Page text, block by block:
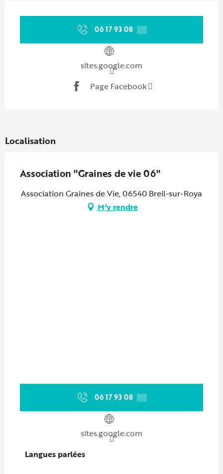
06 17 93 08 ▒▒
sites.google.com
Page Facebook
Localisation
Association "Graines de vie 06"
Association Graines de Vie, 06540 Breil-sur-Roya
M'y rendre
06 17 93 08 ▒▒
sites.google.com
Langues parlées
Langues parlées